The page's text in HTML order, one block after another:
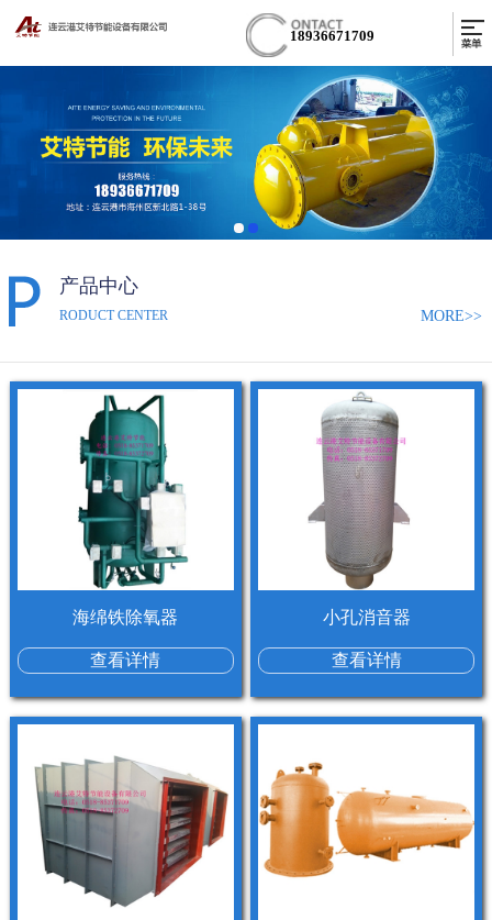
18936671709
产品中心
RODUCT CENTER MORE>>
海绵铁除氧器
查看详情
小孔消音器
查看详情